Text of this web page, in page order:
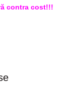
contra cost!!!